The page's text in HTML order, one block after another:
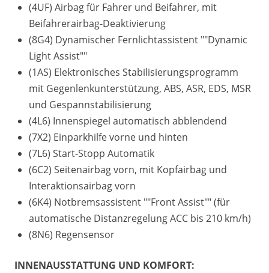
(4UF) Airbag für Fahrer und Beifahrer, mit
Beifahrerairbag-Deaktivierung
(8G4) Dynamischer Fernlichtassistent ""Dynamic
Light Assist""
(1AS) Elektronisches Stabilisierungsprogramm
mit Gegenlenkunterstützung, ABS, ASR, EDS, MSR
und Gespannstabilisierung
(4L6) Innenspiegel automatisch abblendend
(7X2) Einparkhilfe vorne und hinten
(7L6) Start-Stopp Automatik
(6C2) Seitenairbag vorn, mit Kopfairbag und
Interaktionsairbag vorn
(6K4) Notbremsassistent ""Front Assist"" (für
automatische Distanzregelung ACC bis 210 km/h)
(8N6) Regensensor
INNENAUSSTATTUNG UND KOMFORT: